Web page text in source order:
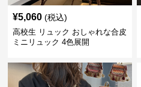
¥5,060 (税込)
高校生 リュック おしゃれな合皮
ミニリュック 4色展開